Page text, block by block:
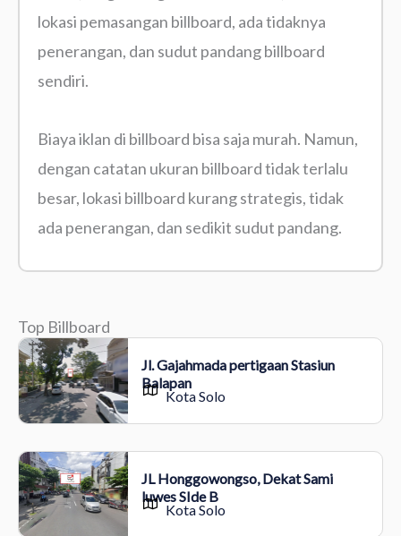
lokasi pemasangan billboard, ada tidaknya
penerangan, dan sudut pandang billboard
sendiri.
Biaya iklan di billboard bisa saja murah. Namun,
dengan catatan ukuran billboard tidak terlalu
besar, lokasi billboard kurang strategis, tidak
ada penerangan, dan sedikit sudut pandang.
Top Billboard
Jl. Gajahmada pertigaan Stasiun
Balapan
Kota Solo
JL Honggowongso, Dekat Sami
luwes SIde B
Kota Solo